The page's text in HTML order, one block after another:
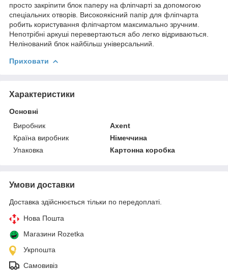
просто закріпити блок паперу на фліпчарті за допомогою
спеціальних отворів. Високоякісний папір для фліпчарта
робить користування фліпчартом максимально зручним.
Непотрібні аркуші перевертаються або легко відриваються.
Нелінований блок найбільш універсальний.
Приховати
Характеристики
Основні
Виробник
Axent
Країна виробник
Німеччина
Упаковка
Картонна коробка
Умови доставки
Доставка здійснюється тільки по передоплаті.
Нова Пошта
Магазини Rozetka
Укрпошта
Самовивіз